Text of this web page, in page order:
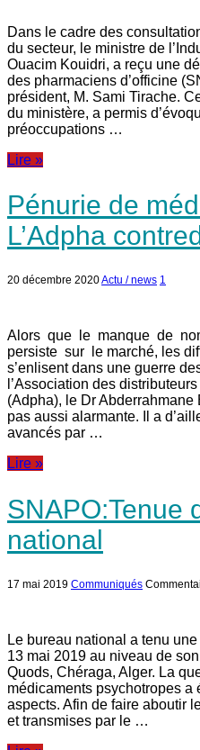
Dans le cadre des
du secteur, le ministre de
Ouacim Kouidri, a reçu une
des pharmaciens d’officine
président, M. Sami Tirache.
du ministère, a permis
préoccupations …
Lire »
Pénurie de
L’Adpha
20 décembre 2020Actu / news 1
Alors que le manque de
persiste sur le marché, les
s’enlisent dans une guerre
l’Association des
(Adpha), le Dr Abderrahmane
pas aussi alarmante. Il a
avancés par …
Lire »
SNAPO:Tenue
national
17 mai 2019 Communiqués
Le bureau national a tenu
13 mai 2019 au niveau de
Quods, Chéraga, Alger. La
médicaments psychotropes
aspects. Afin de faire aboutir
et transmises par le …